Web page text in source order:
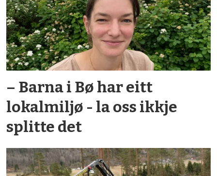
– Barna i Bø har eitt
lokalmiljø - la oss ikkje
splitte det